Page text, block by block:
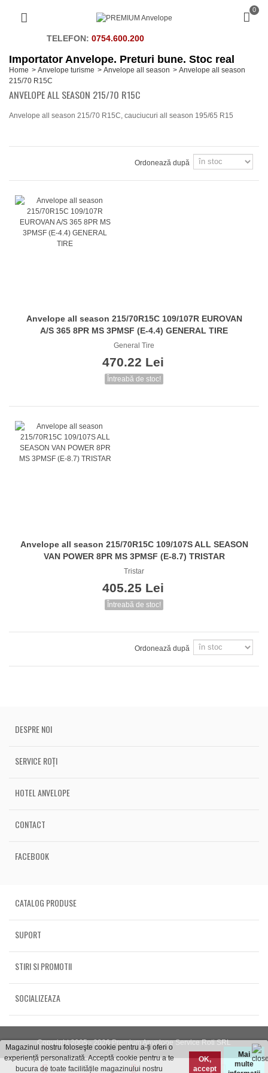
0
TELEFON: 0754.600.200
Importator Anvelope. Preturi bune. Stoc real
Magazinul nostru foloseşte cookie pentru a-ți oferi o
experiență personalizată. Acceptă cookie pentru a te
bucura de toate facilitățile magazinului nostru
OK,
accept
Mai
multe
Home > Anvelope turisme > Anvelope all season > Anvelope all season
215/70 R15C
ANVELOPE ALL SEASON 215/70 R15C
Anvelope all season 215/70 R15C, cauciucuri all season 195/65 R15
Ordonează după
Anvelope all season 215/70R15C 109/107R EUROVAN
A/S 365 8PR MS 3PMSF (E-4.4) GENERAL TIRE
General Tire
470.22 Lei
Întreabă de stoc!
Anvelope all season 215/70R15C 109/107S ALL SEASON
VAN POWER 8PR MS 3PMSF (E-8.7) TRISTAR
Tristar
405.25 Lei
Întreabă de stoc!
Ordonează după
DESPRE NOI
SERVICE ROȚI
HOTEL ANVELOPE
CONTACT
FACEBOOK
CATALOG PRODUSE
SUPORT
STIRI SI PROMOTII
SOCIALIZEAZA
Copyright 2005 - 2026 Premium Anvelope Service Roti SRL